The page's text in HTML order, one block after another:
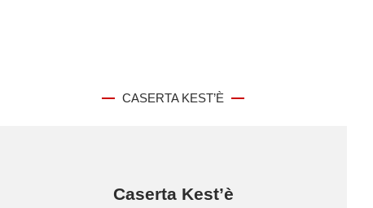
CASERTA KEST’È
Caserta Kest’è